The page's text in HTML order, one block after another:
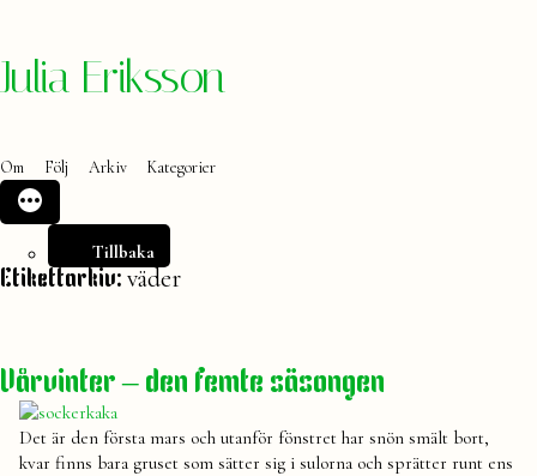
Hoppa
Julia Eriksson
Om Följ Arkiv Kategorier
Tillbaka
Etikettarkiv: väder
Vårvinter – den femte säsongen
Det är den första mars och utanför fönstret har snön smält bort,
kvar finns bara gruset som sätter sig i sulorna och sprätter runt ens